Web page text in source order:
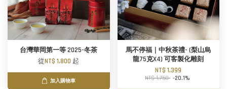
台灣華岡第一等 2025-冬茶
從NT$ 1,800 起
加入購物車
馬不停福｜中秋茶禮- (梨山烏
龍75克X4) 可客製化雕刻
NT$ 1,399
NT$ 1,750 -20.1%